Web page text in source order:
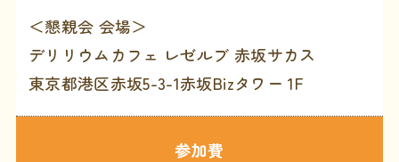
＜懇親会 会場＞
デリリウムカフェ レゼルブ 赤坂サカス
東京都港区赤坂5-3-1赤坂Bizタワー 1F
参加費